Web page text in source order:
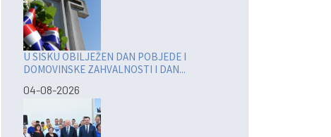
U SISKU OBILJEŽEN DAN POBJEDE I
DOMOVINSKE ZAHVALNOSTI I DAN...
04-08-2026